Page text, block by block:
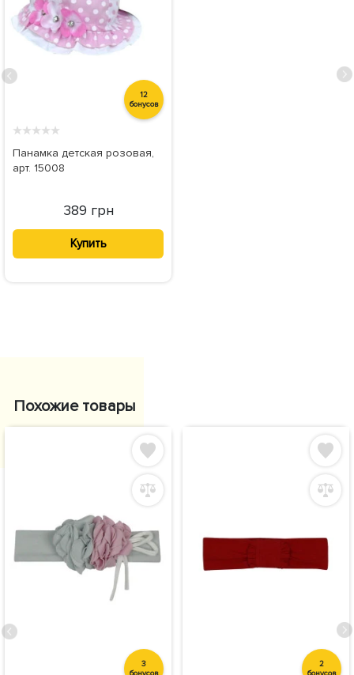
12
бонусов
★★★★★
Панамка детская розовая,
арт. 15008
389 грн
Купить
Похожие товары
3
2